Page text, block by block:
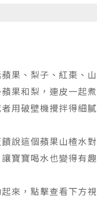
果、梨子、紅棗、
果和梨，連皮一起
用破壁機攪拌得細
說這個蘋果山楂水
寶寶喝水也變得有
來，點擊查看下方